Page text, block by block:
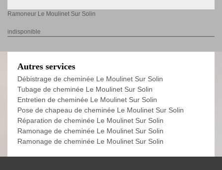
Ramoneur Le Moulinet Sur Solin
indisponible
Autres services
Débistrage de cheminée Le Moulinet Sur Solin
Tubage de cheminée Le Moulinet Sur Solin
Entretien de cheminée Le Moulinet Sur Solin
Pose de chapeau de cheminée Le Moulinet Sur Solin
Réparation de cheminée Le Moulinet Sur Solin
Ramonage de cheminée Le Moulinet Sur Solin
Ramonage de cheminée Le Moulinet Sur Solin